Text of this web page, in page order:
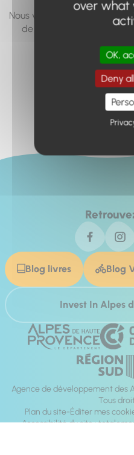
Nous vous invitons à utiliser
de page, ou à utiliser le
Retour
Blog livres Blog
Invest In Alpes
Agence de développement des
Tous
Plan du site Éditer mes
Accessibilité du site :
over what
OK,
Deny